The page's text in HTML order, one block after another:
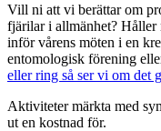
Vill ni att vi berättar om
fjärilar i allmänhet? Håller
inför vårens möten i en
entomologisk förening
eller ring så ser vi om det
Aktiviteter märkta med
ut en kostnad för.